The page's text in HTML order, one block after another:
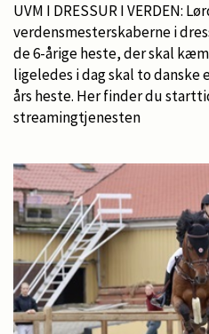
UVM I DRESSUR I VERDEN:
verdensmesterskaberne i
de 6-årige heste, der skal
ligeledes i dag skal to danske
års heste. Her finder du
streamingtjenesten